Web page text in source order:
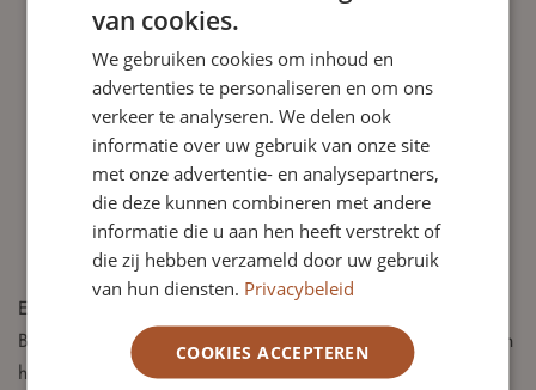
integriteit en moreel besef, door aanspreekbaar te zijn en
ethisch te handelen;
maatschappelijke verantwoordelijkheid, met besef van de
specifieke (maatschappelijke) rol van woningcorporaties;
onafhankelijke oordeelsvorming, onder meer door lastige
vragen te durven stellen;
bekwaamheid als teamspeler;
toekomstbestendige visie;
zelfreflectie.
Ervaring als toezichthouder is welkom, maar geen vereiste.
Belangrijker zijn bestuurlijke sensitiviteit, reflectievermogen en
het vermogen om vanuit verschillende perspectieven naar
van cookies.
We gebruiken cookies om inhoud en
advertenties te personaliseren en om ons
verkeer te analyseren. We delen ook
informatie over uw gebruik van onze site
met onze advertentie- en analysepartners,
die deze kunnen combineren met andere
informatie die u aan hen heeft verstrekt of
die zij hebben verzameld door uw gebruik
van hun diensten. Privacybeleid
COOKIES ACCEPTEREN